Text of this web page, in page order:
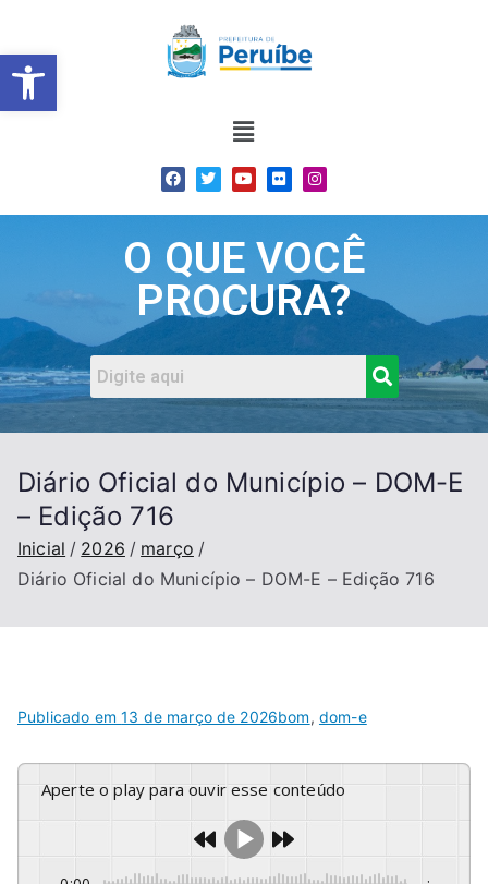
Barra de Ferramentas
O QUE VOCÊ
PROCURA?
Diário Oficial do Município – DOM-E
– Edição 716
Inicial 2026
março
Diário Oficial do Município – DOM-E – Edição 716
Publicado em13 de março de 2026bom, dom-e
Aperte o play para ouvir esse conteúdo